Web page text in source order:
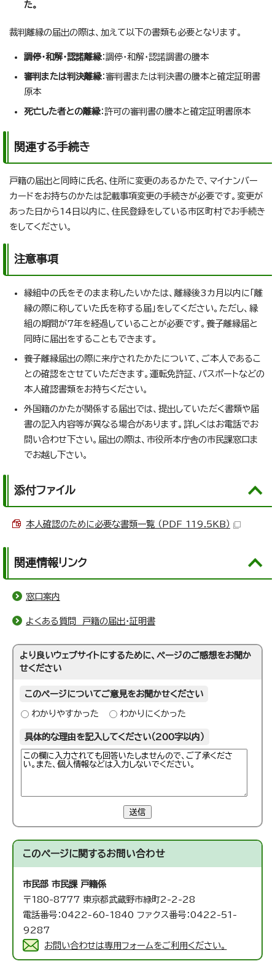
た。
裁判離縁の届出の際は、加えて以下の書類も必要となります。
調停・和解・認諾離縁：調停・和解・認諾調書の謄本
審判または判決離縁：審判書または判決書の謄本と確定証明書
原本
死亡した者との離縁：許可の審判書の謄本と確定証明書原本
関連する手続き
戸籍の届出と同時に氏名、住所に変更のあるかたで、マイナンバー
カードをお持ちのかたは記載事項変更の手続きが必要です。変更が
あった日から14日以内に、住民登録をしている市区町村でお手続き
をしてください。
注意事項
縁組中の氏をそのまま称したいかたは、離縁後3カ月以内に「離
縁の際に称していた氏を称する届」をしてください。ただし、縁
組の期間が7年を経過していることが必要です。養子離縁届と
同時に届出をすることもできます。
養子離縁届出の際に来庁されたかたについて、ご本人であるこ
との確認をさせていただきます。運転免許証、パスポートなどの
本人確認書類をお持ちください。
外国籍のかたが関係する届出では、提出していただく書類や届
書の記入内容等が異なる場合があります。詳しくはお電話でお
問い合わせ下さい。届出の際は、市役所本庁舎の市民課窓口ま
でお越し下さい。
添付ファイル
本人確認のために必要な書類一覧 （PDF 119.5KB）
関連情報リンク
窓口案内
よくある質問 戸籍の届出・証明書
より良いウェブサイトにするために、ページのご感想をお聞か
せください
このページについてご意見をお聞かせください
わかりやすかった わかりにくかった
具体的な理由を記入してください（200字以内）
送信
このページに関するお問い合わせ
市民部 市民課戸籍係
〒180-8777 東京都武蔵野市緑町2-2-28
電話番号：0422-60-1840 ファクス番号：0422-51-
9287
お問い合わせは専用フォームをご利用ください。